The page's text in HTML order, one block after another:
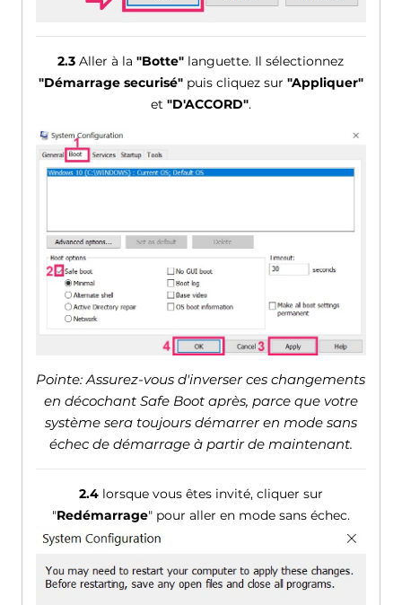
2.3 Aller à la"Botte" languette. Il sélectionnez
"Démarrage securisé"puis cliquez sur "Appliquer"
et "D'ACCORD".
Pointe: Assurez-vous d'inverser ces changements
en décochant Safe Boot après, parce que votre
système sera toujours démarrer en mode sans
échec de démarrage à partir de maintenant.
2.4lorsque vous êtes invité, cliquer sur
"Redémarrage" pour aller en mode sans échec.